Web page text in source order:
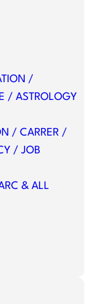
/
/ ASTROLOGY
/ CARRER /
/ JOB
& ALL